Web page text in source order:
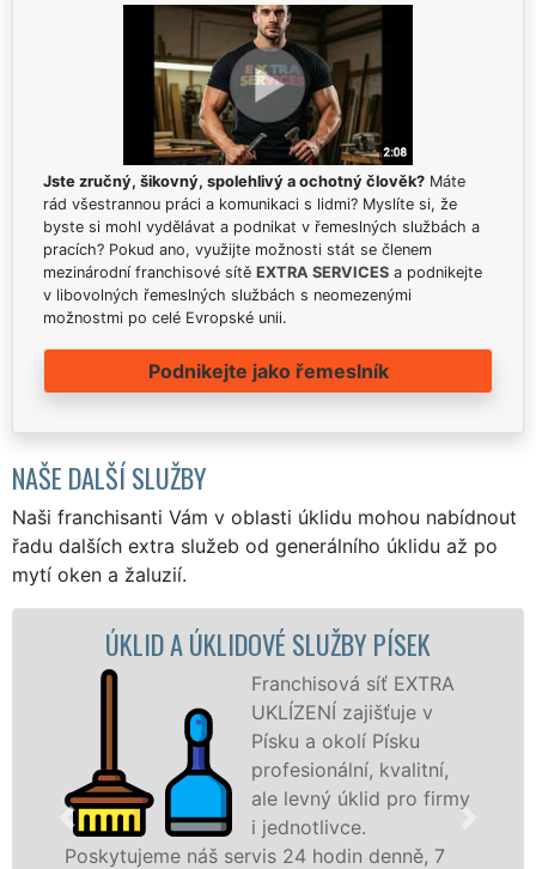
Jste zručný, šikovný, spolehlivý a ochotný člověk? Máte
rád všestrannou práci a komunikaci s lidmi? Myslíte si, že
byste si mohl vydělávat a podnikat v řemeslných službách a
pracích? Pokud ano, využijte možnosti stát se členem
mezinárodní franchisové sítě EXTRA SERVICES a podnikejte
v libovolných řemeslných službách s neomezenými
možnostmi po celé Evropské unii.
Podnikejte jako řemeslník
NAŠE DALŠÍ SLUŽBY
Naši franchisanti Vám v oblasti úklidu mohou nabídnout
řadu dalších extra služeb od generálního úklidu až po
mytí oken a žaluzií.
A ÚKLIDOVÉ SLUŽBY PÍSEK
Franchisová síť EXTRA
UKLÍZENÍ zajišťuje v
Písku a okolí Písku
profesionální, kvalitní,
ale levný úklid pro firmy
i jednotlivce.
náš servis 24 hodin denně, 7
nabízíme